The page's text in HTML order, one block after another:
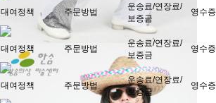
대여정책 주문방법
운송료/연장료/
보증금
영수증
대여정책 주문방법
운송료/연장료/
보증금
영수증
대여정책 주문방법
운송료/연장료/
보증금
영수증